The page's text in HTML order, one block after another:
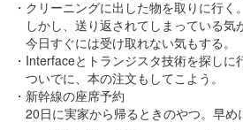
・クリーニングに出した物を取りに行く。
しかし、送り返されてしまっている気
今日すぐには受け取れない気もする。
・Interfaceとトランジスタ技術を探しに
ついでに、本の注文もしてこよう。
・新幹線の座席予約
20日に実家から帰るときのやつ。早め